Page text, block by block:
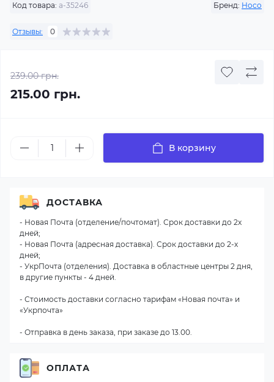
Код товара: a-35246 Бренд: Hoco
Отзывы: 0
239.00 грн.
215.00 грн.
В корзину
ДОСТАВКА
- Новая Почта (отделение/почтомат). Срок доставки до 2х
дней;
- Новая Почта (адресная доставка). Срок доставки до 2-х
дней;
- УкрПочта (отделения). Доставка в областные центры 2 дня,
в другие пункты - 4 дней.
- Стоимость доставки согласно тарифам «Новая почта» и
«Укрпочта»
- Отправка в день заказа, при заказе до 13.00.
ОПЛАТА